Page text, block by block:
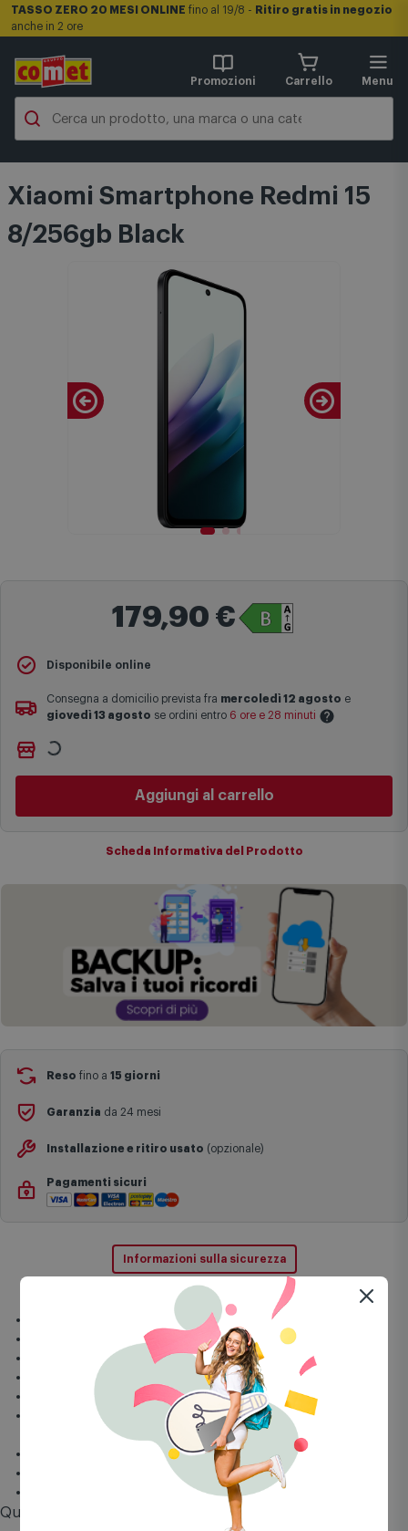
TASSO ZERO 20 MESI ONLINE fino al 19/8 - Ritiro gratis in negozio
anche in 2 ore
Promozioni Carrello Menu
Xiaomi Smartphone Redmi 15
8/256gb Black
179,90 €
Disponibile online
Consegna a domicilio prevista fra mercoledì 12 agosto e
giovedì 13 agosto se ordini entro 6 ore e 28 minuti
Le date previste per la consegna sono una stima approssimativa
basata sulle statistiche di consegna in possesso di Comet.
I tempi di consegna effettivi potrebbero variare in situazioni
festivi e ricorrenze principali o in circostanze eccezionali).
Ritiralo gratuitamente
Bologna via Michelino
disponibile da
Aggiungi al carrello
Scheda Informativa del Prodotto
Reso fino a 15 giorni
Garanzia da 24 mesi
Installazione e ritiro usato (opzionale)
Pagamenti sicuri
Informazioni sulla sicurezza
Risoluzione: 2340*1080
Tipologia display: LCD
RAM 8 GB + Memoria interna 256 GB
Fotocamera posteriore: 50Mpx
Special Features: fotocamera AI, processore Snapdragon®
Connettività rete: 4G-LTE
Batteria: 7000mAh/33W
Sistema Operativo: Xiaomi HyperOS
Questo prodotto vale fino a 89 punti